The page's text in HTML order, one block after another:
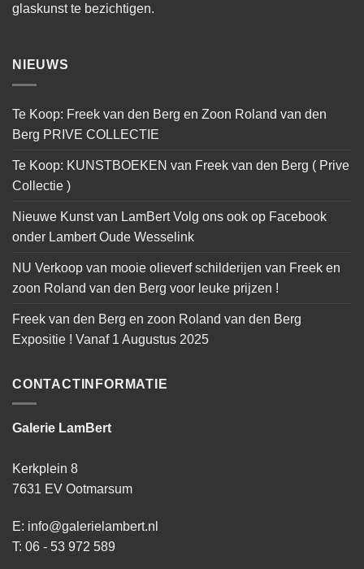
glaskunst te bezichtigen.
NIEUWS
Te Koop: Freek van den Berg en Zoon Roland van den
Berg PRIVE COLLECTIE
Te Koop: KUNSTBOEKEN van Freek van den Berg ( Prive
Collectie )
Nieuwe Kunst van LamBert Volg ons ook op Facebook
onder Lambert Oude Wesselink
NU Verkoop van mooie olieverf schilderijen van Freek en
zoon Roland van den Berg voor leuke prijzen !
Freek van den Berg en zoon Roland van den Berg
Expositie ! Vanaf 1 Augustus 2025
CONTACTINFORMATIE
Galerie LamBert
Kerkplein 8
7631 EV Ootmarsum
E: info@galerielambert.nl
T: 06 - 53 972 589